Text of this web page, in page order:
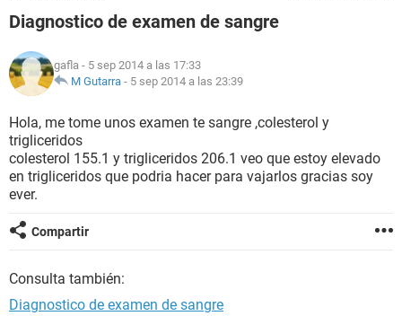
FAMILIA
NUTRICIÓN
BIENESTAR
SEXUALIDAD
GLOSARIO
Diagnostico de examen de sangre
gafla - 5 sep 2014 a las 17:33
M Gutarra - 5 sep 2014 a las 23:39
Hola, me tome unos examen te sangre ,colesterol y
trigliceridos
colesterol 155.1 y trigliceridos 206.1 veo que estoy elevado
en trigliceridos que podria hacer para vajarlos gracias soy
ever.
Compartir
Consulta también:
Diagnostico de examen de sangre